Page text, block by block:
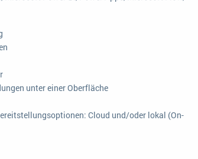
Services
Vermietung
SOFTWARE
unter einer Oberfläche
Cloud und/oder lokal (On-